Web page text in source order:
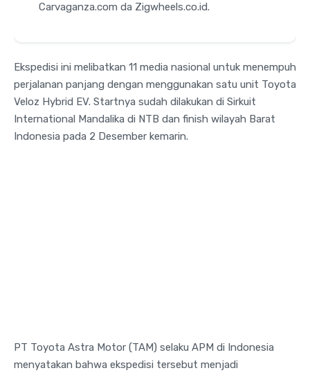
Carvaganza.com da Zigwheels.co.id.
Ekspedisi ini melibatkan 11 media nasional untuk menempuh
perjalanan panjang dengan menggunakan satu unit Toyota
Veloz Hybrid EV. Startnya sudah dilakukan di Sirkuit
International Mandalika di NTB dan finish wilayah Barat
Indonesia pada 2 Desember kemarin.
PT Toyota Astra Motor (TAM) selaku APM di Indonesia
menyatakan bahwa ekspedisi tersebut menjadi